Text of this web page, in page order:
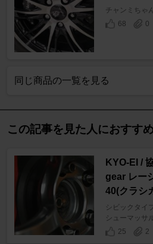
チャンミちゃ
68
0
同じ商品の一覧を見る
この記事を見た人におすす
KYO-EI /
gear レー
40(クラシ
シビックタイ
シューマッサ
25
2